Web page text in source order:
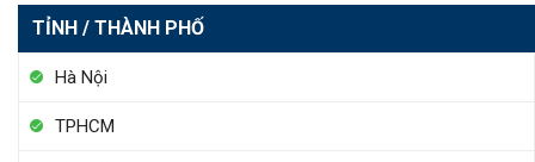
TỈNH / THÀNH PHỐ
Hà Nội
TPHCM